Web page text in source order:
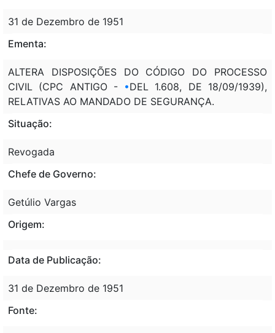
31 de Dezembro de 1951
Ementa:
ALTERA DISPOSIÇÕES DO CÓDIGO DO PROCESSO
CIVIL (CPC ANTIGO - •DEL 1.608, DE 18/09/1939),
RELATIVAS AO MANDADO DE SEGURANÇA.
Situação:
Revogada
Chefe de Governo:
Getúlio Vargas
Origem:
Data de Publicação:
31 de Dezembro de 1951
Fonte: